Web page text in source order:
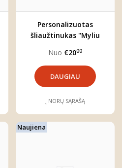
Personalizuotas
šliaužtinukas "Myliu
Nuo €2000
DAUGIAU
Į NORŲ SĄRAŠĄ
Naujiena